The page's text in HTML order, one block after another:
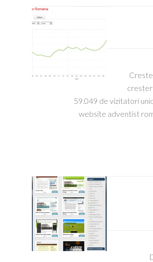
59.049 de vizitatori
website adventist